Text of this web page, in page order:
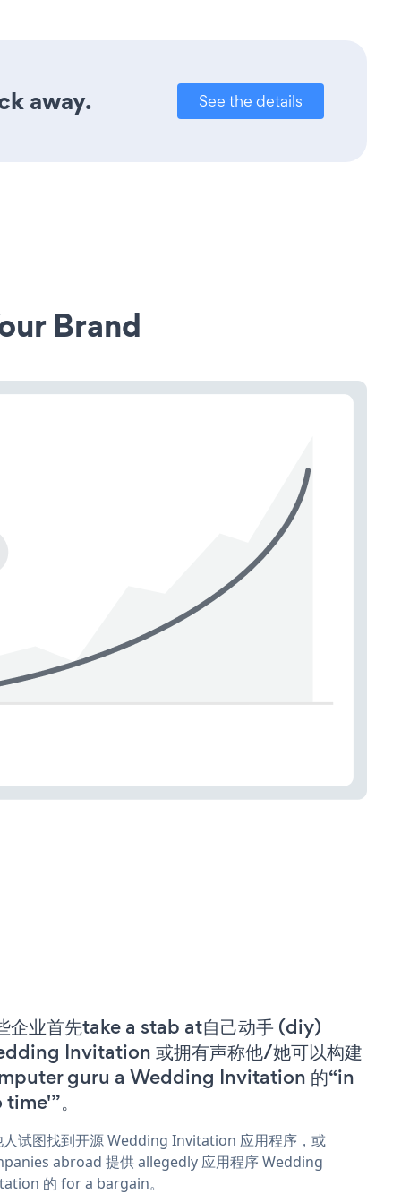
away. See the details
Brand
企业首先take a stab at自己动手 (diy)
Invitation 或拥有声称他/她可以构建
guru a Wedding Invitation 的“in
。
人试图找到开源 Wedding Invitation 应用程序，或
abroad 提供 allegedly 应用程序 Wedding
的 for a bargain。